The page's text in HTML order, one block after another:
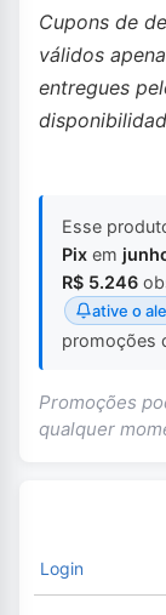
Cupons de
válidos
entregues
Esse
Pix em
R$ 5.246
ative o
promoções
Promoções
qualquer
Login